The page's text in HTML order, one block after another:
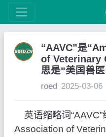
“AAVC”是
of Veterinary
思是“美国兽
roed 2025-03-06
英语缩略词“AAVC”
Association of